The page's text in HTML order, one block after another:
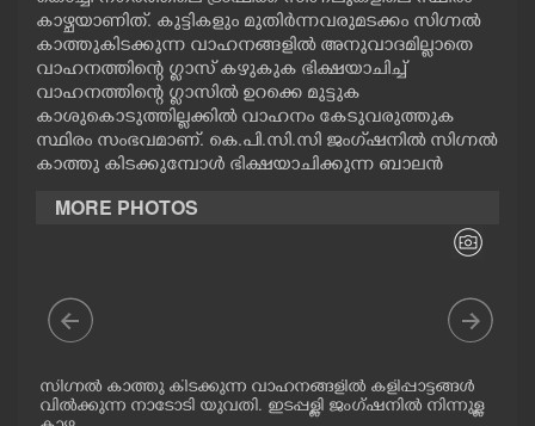
OPINION
PHOTOS
INFO+
ART
കാഴ്ചയാണിത്. കുട്ടികളും മുതിർന്നവരുമടക്കം സിഗ്നൽ
കാത്തുകിടക്കുന്ന വാഹനങ്ങളിൽ അനുവാദമില്ലാതെ
വാഹനത്തിന്റെ ഗ്ലാസ് കഴുകുക ഭിക്ഷയാചിച്ച്
വാഹനത്തിന്റെ ഗ്ലാസിൽ ഉറക്കെ മുട്ടുക
കാശുകൊടുത്തില്ലക്കിൽ വാഹനം കേടുവരുത്തുക
സ്ഥിരം സംഭവമാണ്. കെ.പി.സി.സി ജംഗ്‌ഷനിൽ സിഗ്നൽ
കാത്തു കിടക്കുമ്പോൾ ഭിക്ഷയാചിക്കുന്ന ബാലൻ
MORE PHOTOS
സിഗ്നൽ കാത്തു കിടക്കുന്ന വാഹനങ്ങളിൽ കളിപ്പാട്ടങ്ങൾ
വിൽക്കുന്ന നാടോടി യുവതി. ഇടപ്പള്ളി ജംഗ്ഷനിൽ നിന്നുള്ള